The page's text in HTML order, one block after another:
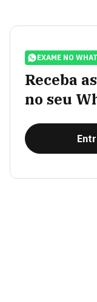
EXAME NO
Receba
no seu